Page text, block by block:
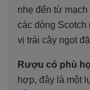
nhẹ đến từ
các dòng Scotch
vị trái cây ngọt
Rượu có phù
hợp, đây là một